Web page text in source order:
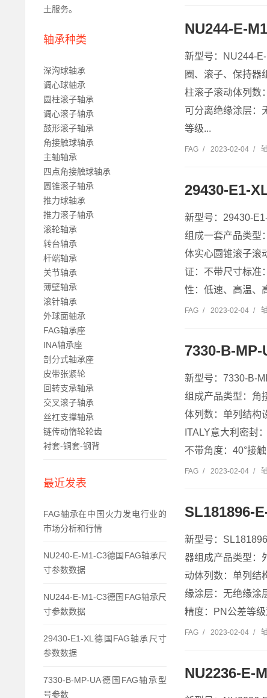
土服务。
轴承种类
深沟球轴承
调心球轴承
圆柱滚子轴承
调心滚子轴承
鼓形滚子轴承
角接触球轴承
主轴轴承
四点角接触球轴承
圆锥滚子轴承
推力球轴承
推力滚子轴承
滚轮轴承
转台轴承
杆端轴承
关节轴承
薄壁轴承
滚针轴承
外球面轴承
FAG轴承座
INA轴承座
剖分式轴承座
皮带张紧轮
回转支承轴承
交叉滚子轴承
丝杠支撑轴承
链传动惰轮轮齿
衬套-铜套-钢背
最近发表
FAG轴承在中国火力发电行业的
市场分析和行情
NU240-E-M1-C3德国FAG轴承尺
寸参数数据
NU244-E-M1-C3德国FAG轴承尺
寸参数数据
29430-E1-XL德国FAG轴承尺寸
参数数据
7330-B-MP-UA德国FAG轴承型
号参数
NU244-E-
新型号：NU244-
圈、滚子、保持器
柱滚子滚动体列数
可分离绝缘涂层：
等级...
FAG / 2023-02-04 /
29430-E1-
新型号：29430-
组成一套产品类型
体实心圆锥滚子滚
证：不带尺寸标准
性：低速、高温、
FAG / 2023-02-04 /
7330-B-
新型号：7330-B-
组成产品类型：角
体列数：单列结构
ITALY意大利密封
不带角度：40°接
FAG / 2023-02-04 /
SL181896-
新型号：
器组成产品类型：
动体列数：单列结
缘涂层：无绝缘涂
精度：PN公差等
FAG / 2023-02-04 /
NU2236-E-